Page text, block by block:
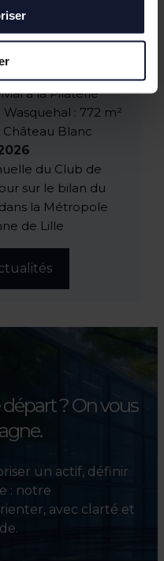
une exposition dans
à Lille
à la Pilaterie
: 772 m²
Blanc
du Club de
sur le bilan du
la Métropole
de Lille
départ ?On vous
un actif, définir
: notre
avec clarté et